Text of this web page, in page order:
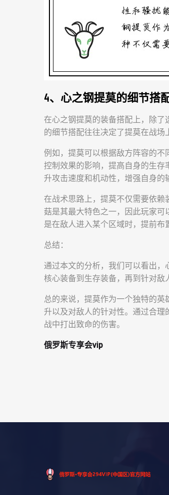
4、心之钢提莫的细节搭
在心之钢提莫的装备搭配上，除
的细节搭配往往决定了提莫在战场
例如，提莫可以根据敌方阵容的不
控制效果的影响，提高自身的生存
升攻击速度和机动性，增强自身的
在战术思路上，提莫不仅需要依
菇是其最大特色之一，因此玩家
是在敌人进入某个区域时，提前布
总结：
通过本文的分析，我们可以看出
核心装备到生存装备，再到针对敌
总的来说，提莫作为一个独特的
升以及对敌人的针对性。通过合
战中打出致命的伤害。
俄罗斯专享会vip